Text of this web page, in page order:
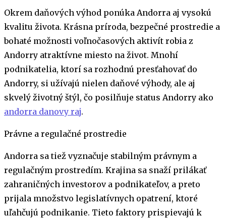
Okrem daňových výhod ponúka Andorra aj vysokú
kvalitu života. Krásna príroda, bezpečné prostredie a
bohaté možnosti voľnočasových aktivít robia z
Andorry atraktívne miesto na život. Mnohí
podnikatelia, ktorí sa rozhodnú presťahovať do
Andorry, si užívajú nielen daňové výhody, ale aj
skvelý životný štýl, čo posilňuje status Andorry ako
andorra danovy raj.
Právne a regulačné prostredie
Andorra sa tiež vyznačuje stabilným právnym a
regulačným prostredím. Krajina sa snaží prilákať
zahraničných investorov a podnikateľov, a preto
prijala množstvo legislatívnych opatrení, ktoré
uľahčujú podnikanie. Tieto faktory prispievajú k